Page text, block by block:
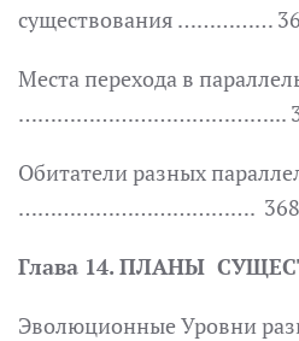
существования ……………
Места перехода в
…………………………………...
Обитатели разных
………………………………. 368
Глава 14. ПЛАНЫ
Эволюционные Уровни